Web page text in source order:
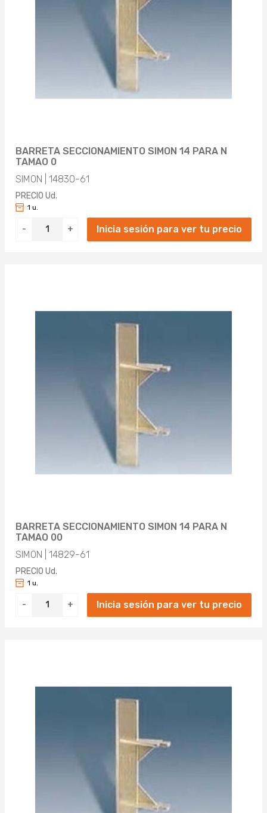
BARRETA SECCIONAMIENTO SIMON 14 PARA N
TAMAO 0
SIMON | 14830-61
PRECIO Ud.
- +
1 u.
Inicia sesión para ver tu precio
BARRETA SECCIONAMIENTO SIMON 14 PARA N
TAMAO 00
SIMON | 14829-61
PRECIO Ud.
- +
1 u.
Inicia sesión para ver tu precio